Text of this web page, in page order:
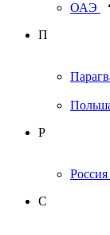
ОАЭ
П
Р
Россия
С